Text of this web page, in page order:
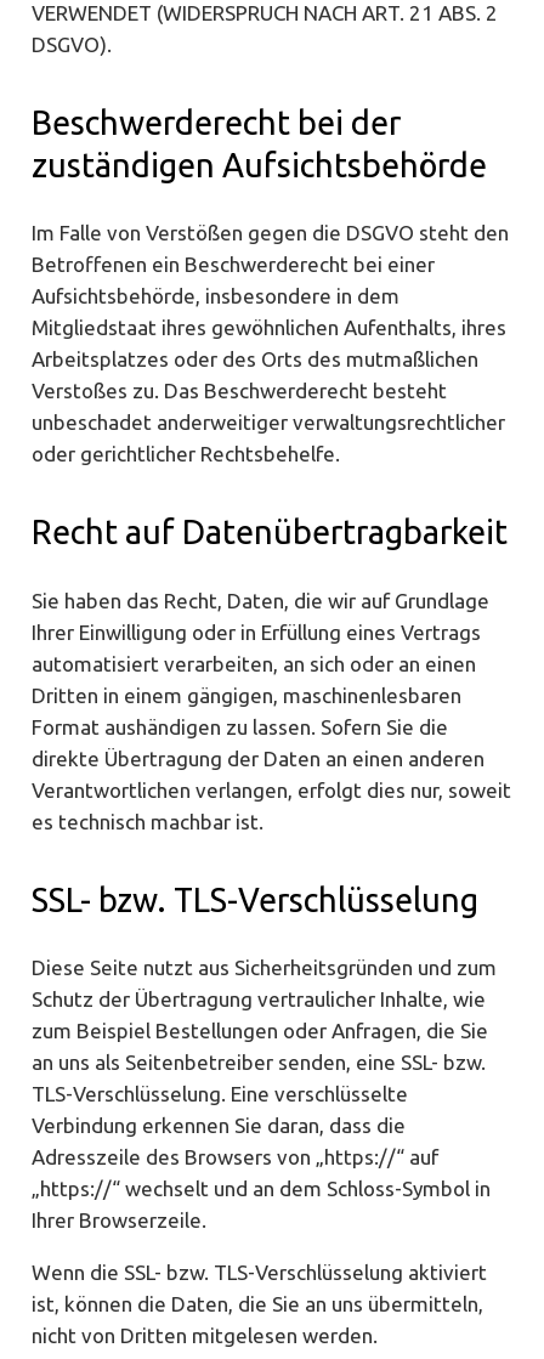
VERWENDET (WIDERSPRUCH NACH ART. 21 ABS. 2
DSGVO).
Beschwerde­recht bei der
zuständigen Aufsichts­behörde
Im Falle von Verstößen gegen die DSGVO steht den
Betroffenen ein Beschwerderecht bei einer
Aufsichtsbehörde, insbesondere in dem
Mitgliedstaat ihres gewöhnlichen Aufenthalts, ihres
Arbeitsplatzes oder des Orts des mutmaßlichen
Verstoßes zu. Das Beschwerderecht besteht
unbeschadet anderweitiger verwaltungsrechtlicher
oder gerichtlicher Rechtsbehelfe.
Recht auf Daten­übertrag­barkeit
Sie haben das Recht, Daten, die wir auf Grundlage
Ihrer Einwilligung oder in Erfüllung eines Vertrags
automatisiert verarbeiten, an sich oder an einen
Dritten in einem gängigen, maschinenlesbaren
Format aushändigen zu lassen. Sofern Sie die
direkte Übertragung der Daten an einen anderen
Verantwortlichen verlangen, erfolgt dies nur, soweit
es technisch machbar ist.
SSL- bzw. TLS-Verschlüsselung
Diese Seite nutzt aus Sicherheitsgründen und zum
Schutz der Übertragung vertraulicher Inhalte, wie
zum Beispiel Bestellungen oder Anfragen, die Sie
an uns als Seitenbetreiber senden, eine SSL- bzw.
TLS-Verschlüsselung. Eine verschlüsselte
Verbindung erkennen Sie daran, dass die
Adresszeile des Browsers von „https://“ auf
„https://“ wechselt und an dem Schloss-Symbol in
Ihrer Browserzeile.
Wenn die SSL- bzw. TLS-Verschlüsselung aktiviert
ist, können die Daten, die Sie an uns übermitteln,
nicht von Dritten mitgelesen werden.